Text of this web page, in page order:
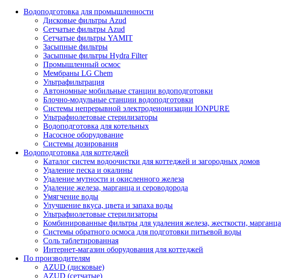
Водоподготовка для промышленности
Дисковые фильтры Azud
Сетчатые фильтры Azud
Сетчатые фильтры YAMIT
Засыпные фильтры
Засыпные фильтры Hydra Filter
Промышленный осмос
Мембраны LG Chem
Ультрафильтрация
Автономные мобильные станции водоподготовки
Блочно-модульные станции водоподготовки
Системы непрерывной электродеионизации IONPURE
Ультрафиолетовые стерилизаторы
Водоподготовка для котельных
Насосное оборудование
Системы дозирования
Водоподготовка для коттеджей
Каталог систем водоочистки для коттеджей и загородных домов
Удаление песка и окалины
Удаление мутности и окисленного железа
Удаление железа, марганца и сероводорода
Умягчение воды
Улучшение вкуса, цвета и запаха воды
Ультрафиолетовые стерилизаторы
Комбинированные фильтры для удаления железа, жесткости, марганца
Системы обратного осмоса для подготовки питьевой воды
Соль таблетированная
Интернет-магазин оборудования для коттеджей
По производителям
AZUD (дисковые)
AZUD (сетчатые)